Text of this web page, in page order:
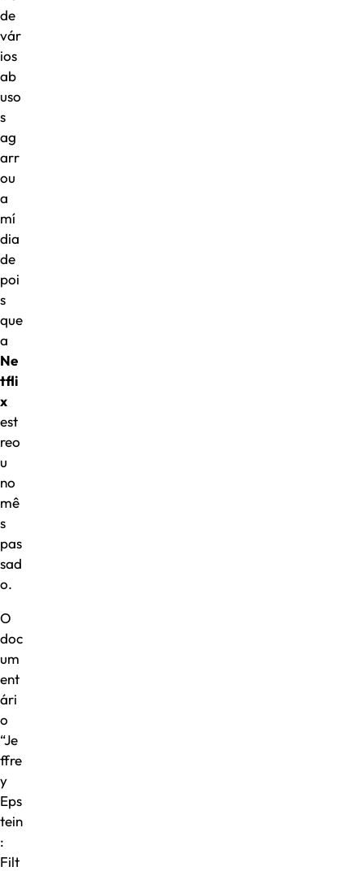
de
vár
ios
ab
uso
s
ag
arr
ou
a
mí
dia
de
poi
s
que
a
Ne
tfli
x
est
reo
u
no
mê
s
pas
sad
o.
O
doc
um
ent
ári
o
“Je
ffre
y
Eps
tein
:
Filt